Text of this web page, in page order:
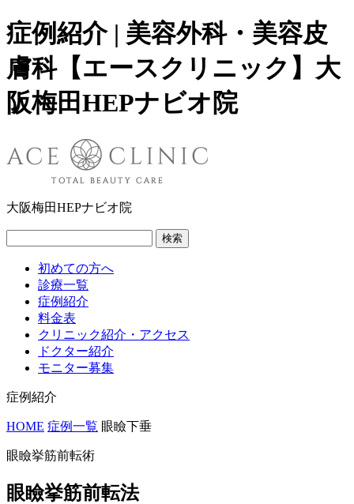
症例紹介 | 美容外科・美容皮
膚科【エースクリニック】大
阪梅田HEPナビオ院
大阪梅田HEPナビオ院
検索
初めての方へ
診療一覧
症例紹介
料金表
クリニック紹介・アクセス
ドクター紹介
モニター募集
症例紹介
HOME 症例一覧 眼瞼下垂
眼瞼挙筋前転術
眼瞼挙筋前転法